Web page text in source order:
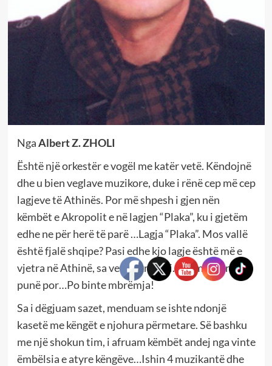
NgaAlbert Z. ZHOLI
Është një orkestër e vogël me katër vetë. Këndojnë
dhe u bien veglave muzikore, duke i rënë cep më cep
lagjeve të Athinës. Por më shpesh i gjen nën
këmbët e Akropolit e në lagjen “Plaka”, ku i gjetëm
edhe ne për herë të parë …Lagja “Plaka”. Mos vallë
është fjalë shqipe? Pasi edhe kjo lagje është më e
vjetra në Athinë, sa vetë Akropoli. Ishim nisur për
punë por…Po binte mbrëmja!
Sa i dëgjuam sazet, menduam se ishte ndonjë
kasetë me këngët e njohura përmetare. Së bashku
me një shokun tim, i afruam këmbët andej nga vinte
ëmbëlsia e atyre këngëve…Ishin 4 muzikantë dhe